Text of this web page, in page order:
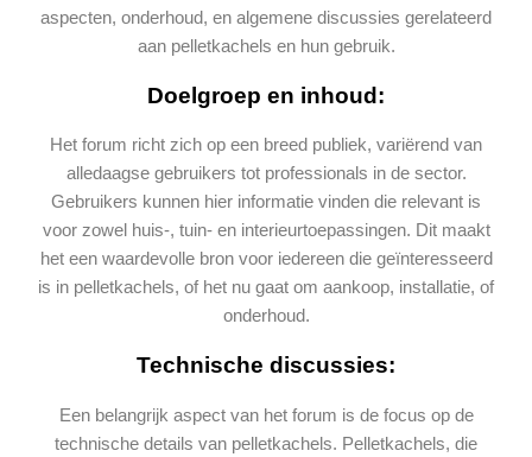
aspecten, onderhoud, en algemene discussies gerelateerd
aan pelletkachels en hun gebruik.
Doelgroep en inhoud:
Het forum richt zich op een breed publiek, variërend van
alledaagse gebruikers tot professionals in de sector.
Gebruikers kunnen hier informatie vinden die relevant is
voor zowel huis-, tuin- en interieurtoepassingen. Dit maakt
het een waardevolle bron voor iedereen die geïnteresseerd
is in pelletkachels, of het nu gaat om aankoop, installatie, of
onderhoud​.
Technische discussies:
Een belangrijk aspect van het forum is de focus op de
technische details van pelletkachels. Pelletkachels, die